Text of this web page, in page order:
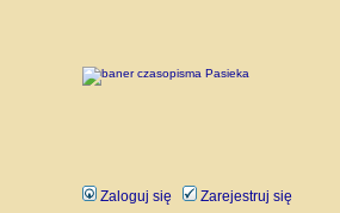
Zaloguj się Zarejestruj się